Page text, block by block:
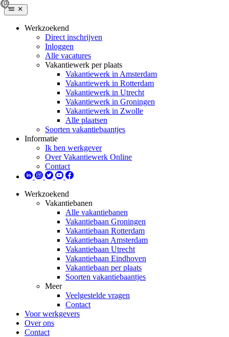
Werkzoekend
Direct inschrijven
Inloggen
Alle vacatures
Vakantiewerk per plaats
Vakantiewerk in Amsterdam
Vakantiewerk in Rotterdam
Vakantiewerk in Utrecht
Vakantiewerk in Groningen
Vakantiewerk in Zwolle
Alle plaatsen
Soorten vakantiebaantjes
Informatie
Ik ben werkgever
Over Vakantiewerk Online
Contact
Werkzoekend
Vakantiebanen
Alle vakantiebanen
Vakantiebaan Groningen
Vakantiebaan Rotterdam
Vakantiebaan Amsterdam
Vakantiebaan Utrecht
Vakantiebaan Eindhoven
Vakantiebaan per plaats
Soorten vakantiebaantjes
Meer
Veelgestelde vragen
Contact
Voor werkgevers
Over ons
Contact